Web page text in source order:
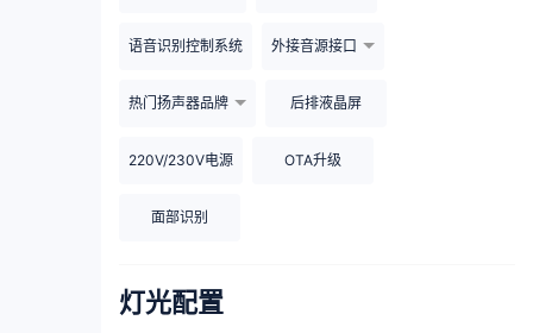
语音识别控制系统 外接音源接口
热门扬声器品牌 后排液晶屏
220V/230V电源 OTA升级
面部识别
灯光配置